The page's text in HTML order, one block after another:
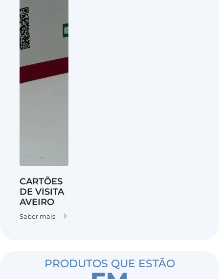
CARTÕES
DE VISITA
AVEIRO
Saber mais
PRODUTOS QUE ESTÃO